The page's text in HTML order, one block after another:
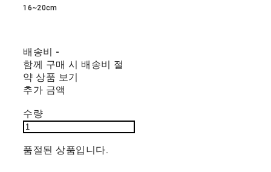
16~20cm
배송비 -
함께 구매 시 배송비 절
약 상품 보기
추가 금액
수량
품절된 상품입니다.